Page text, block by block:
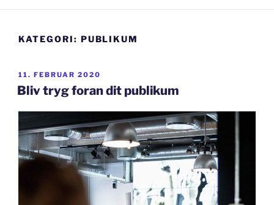
KATEGORI: PUBLIKUM
UDGIVET
DEN
11. FEBRUAR 2020
Bliv tryg foran dit publikum